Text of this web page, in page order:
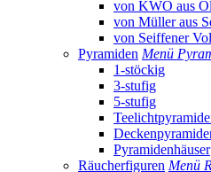
von KWO aus
von Müller aus
von Seiffener
Pyramiden Menü
1-stöckig
3-stufig
5-stufig
Pyramidenhäuser
Räucherfiguren Menü